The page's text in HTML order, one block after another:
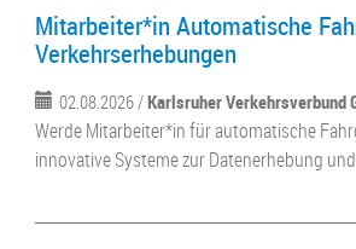
Mitarbeiter*in Automatische
Verkehrserhebungen
02.08.2026 /Karlsruher Verkehrsverbund
Werde Mitarbeiter*in für automatische
innovative Systeme zur Datenerhebung